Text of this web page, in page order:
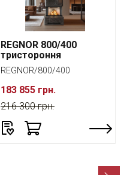
REGNOR 800/400
тристороння
REGNOR/800/400
183 855 грн.
216 300 грн.